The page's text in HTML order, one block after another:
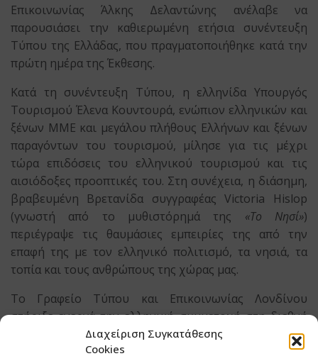
Διαχείριση Συγκατάθεσης
Cookies
Επικοινωνίας Άλκης Δελαντώνης ανέλαβε να
παρουσιάσει την καθιερωμένη ετήσια συνέντευξη
Τύπου της Ελλάδας, που πραγματοποιήθηκε κατά την
πρώτη ημέρα της Έκθεσης.
Κατά τη συνέντευξη Τύπου, η ελληνίδα Υπουργός
Τουρισμού Έλενα Κουντουρά, ενώπιον ελληνικών και
ξένων ΜΜΕ και μεγάλου πλήθους Ελλήνων και ξένων
παραγόντων του τουρισμού, μίλησε για τις μέχρι
τώρα επιδόσεις του ελληνικού τουρισμού και τις
αισιόδοξες προοπτικές του. Στη συνέχεια, η διάσημη,
βραβευμένη Βρετανίδα συγγραφέας Victoria Hislop
(γνωστή από το μυθιστόρημά της «Το Νησί»)
περιέγραψε τις θαυμάσιες εμπειρίες της από την
επαφή της με τον ελληνικό πολιτισμό, τα νησιά, τα
τοπία και τους ανθρώπους της χώρας μας.
Το Γραφείο Τύπου και Επικοινωνίας Λονδίνου
στήριξε ενεργά την ελληνική συμμετοχή στη διεθνή
αυτή έκθεση. Ανήρτησε θεματικό αφιέρωμα για το
WTM στα μέσα κοινωνικής δικτύωσης που χειρίζεται